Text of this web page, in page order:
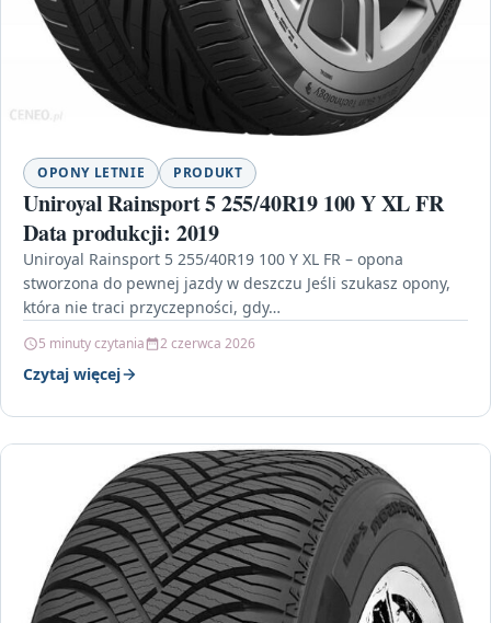
OPONY LETNIE PRODUKT
Uniroyal Rainsport 5 255/40R19 100 Y XL FR
Data produkcji: 2019
Uniroyal Rainsport 5 255/40R19 100 Y XL FR – opona
stworzona do pewnej jazdy w deszczu Jeśli szukasz opony,
która nie traci przyczepności, gdy…
5 minuty czytania 2 czerwca 2026
Czytaj więcej